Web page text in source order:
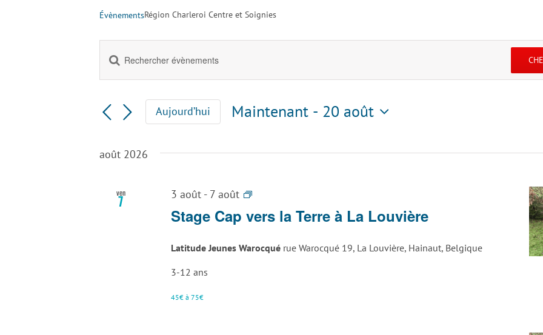
ÉvènementsRégion Charleroi Centre et Soignies
Recherche
et
navigation
de
Évènements
Saisir
mot-
Évènements
clé.
Aujourd’hui Maintenant - 20 août
date.
août 2026
ven
7 3 août - 7 août
Stage
Attack
Louvière
Stage Cap vers la Terre à La Louvière
Latitude Jeunes Warocqué rue Warocqué 19, La Louvière, Hainaut, Belgique
3-12 ans
45€ à 75€